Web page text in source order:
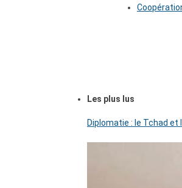
Les plus lus
Diplomatie : le Tchad